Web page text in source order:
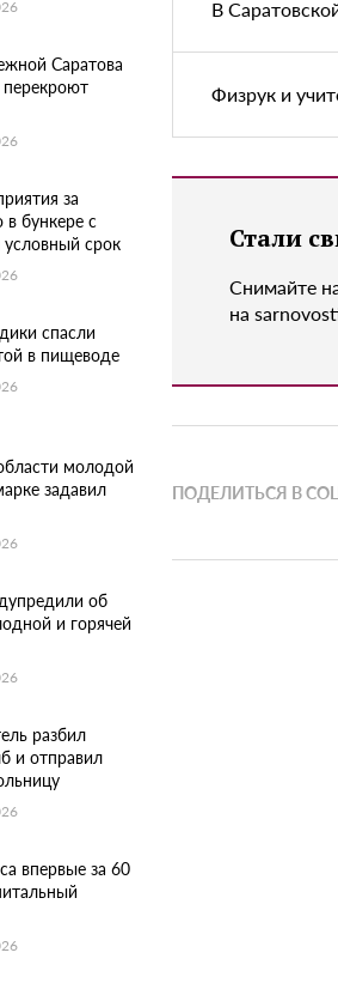
Саратова
перекроют
за
в бункере с
срок
спасли
в пищеводе
молодой
задавил
об
и горячей
разбил
и отправил
впервые за 60
В
Физрук и
Стали
Снимайте
на
ПОДЕЛИТЬСЯ В